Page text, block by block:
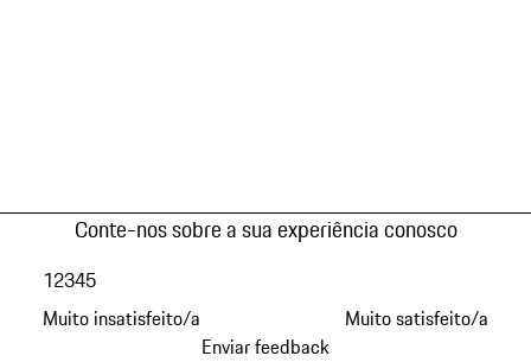
Conte-nos sobre a sua experiência conosco
Muito insatisfeito/a
12345
Muito satisfeito/a
Enviar feedback